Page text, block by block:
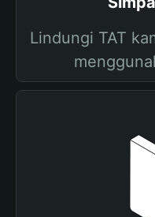
Lindungi TAT